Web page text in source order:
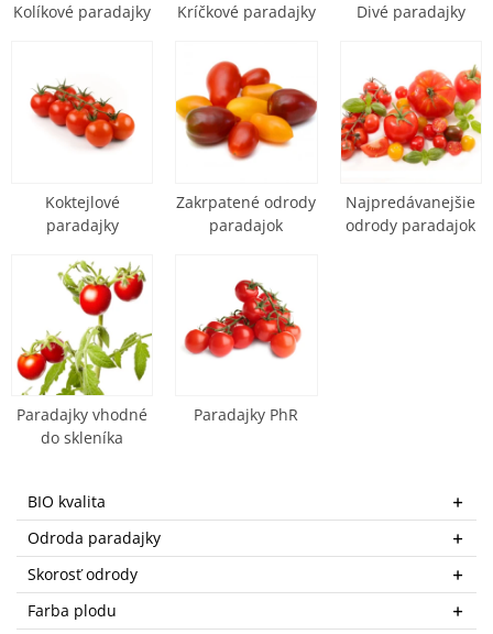
divé alebo dáte prednosť kokteilovým paradajkám?
považované za zeleninu, v skutočnosti
ide o ovocie. Obsahujú lykopén - prírodný karotenoid a
najsilnejší rastlinný antioxidant.
Kolíkové paradajky Kríčkové paradajky Divé paradajky
Koktejlové
paradajky
Zakrpatené odrody
paradajok
Najpredávanejšie
odrody paradajok
Paradajky vhodné
do skleníka
Paradajky PhR
BIO kvalita
Odroda paradajky
Skorosť odrody
Farba plodu